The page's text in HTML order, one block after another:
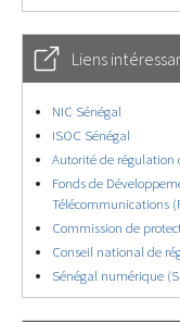
Liens
NIC Sénégal
ISOC Sénégal
Autorité de régulation
Fonds de
Télécommunications
Commission de
Conseil national de
Sénégal numérique